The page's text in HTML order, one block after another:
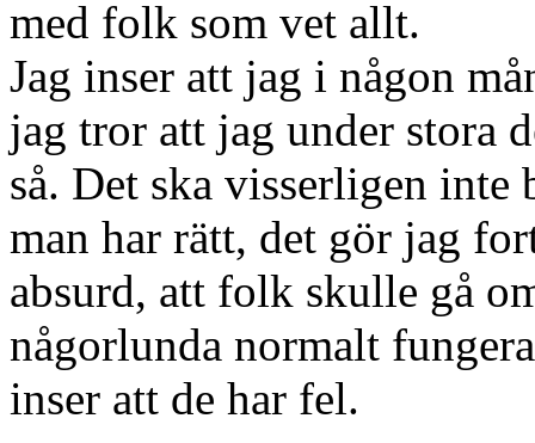
med folk som vet allt.
Jag inser att jag i någon
jag tror att jag under stora
så. Det ska visserligen
man har rätt, det gör jag
absurd, att folk skulle gå
någorlunda normalt
inser att de har fel.